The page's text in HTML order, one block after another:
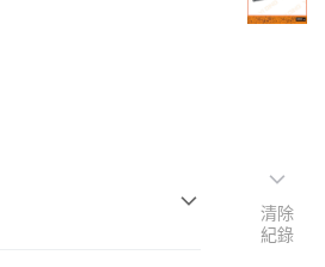
清除
紀錄